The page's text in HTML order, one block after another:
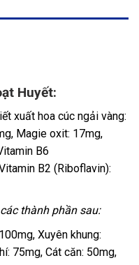
Huyết:
xuất hoa cúc ngải vàng:
Magie oxit: 17mg,
B6
B2 (Riboflavin):
thành phần sau:
Xuyên khung:
75mg, Cát căn: 50mg,